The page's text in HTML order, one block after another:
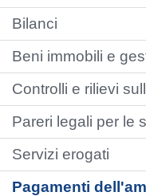
Bilanci
Beni immobili e
Controlli e rilievi
Pareri legali per le
Servizi erogati
Pagamenti